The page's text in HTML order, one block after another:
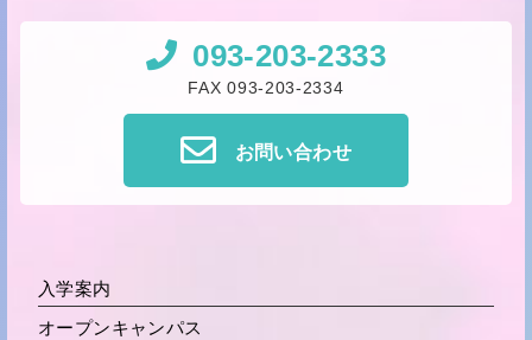
093-203-2333
FAX 093-203-2334
お問い合わせ
入学案内
オープンキャンパス